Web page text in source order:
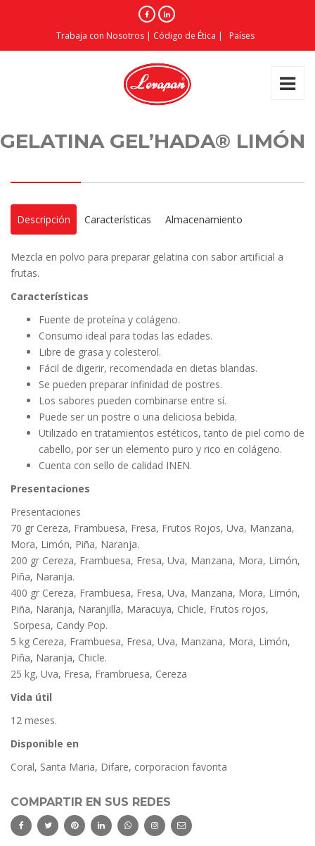
Trabaja con Nosotros | Código de Ética | Países
GELATINA GEL’HADA® LIMÓN
Descripción Características Almacenamiento
Mezcla en polvo para preparar gelatina con sabor artificial a
frutas.
Características
Fuente de proteína y colágeno.
Consumo ideal para todas las edades.
Libre de grasa y colesterol.
Fácil de digerir, recomendada en dietas blandas.
Se pueden preparar infinidad de postres.
Los sabores pueden combinarse entre sí.
Puede ser un postre o una deliciosa bebida.
Utilizado en tratamientos estéticos, tanto de piel como de
cabello, por ser un elemento puro y rico en colágeno.
Cuenta con sello de calidad INEN.
Presentaciones
Presentaciones
70 gr Cereza, Frambuesa, Fresa, Frutos Rojos, Uva, Manzana,
Mora, Limón, Piña, Naranja.
200 gr Cereza, Frambuesa, Fresa, Uva, Manzana, Mora, Limón,
Piña, Naranja.
400 gr Cereza, Frambuesa, Fresa, Uva, Manzana, Mora, Limón,
Piña, Naranja, Naranjilla, Maracuya, Chicle, Frutos rojos,
Sorpesa, Candy Pop.
5 kg Cereza, Frambuesa, Fresa, Uva, Manzana, Mora, Limón,
Piña, Naranja, Chicle.
25 kg, Uva, Fresa, Frambruesa, Cereza
Vida útil
12 meses.
Disponible en
Coral, Santa Maria, Difare, corporacion favorita
COMPARTIR EN SUS REDES